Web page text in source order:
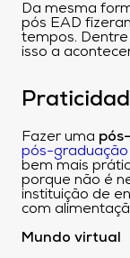
Da mesma
pós EAD
tempos.
isso a
Fazer uma
pós-
bem mais
porque não é
instituição de
com
Mundo virtual